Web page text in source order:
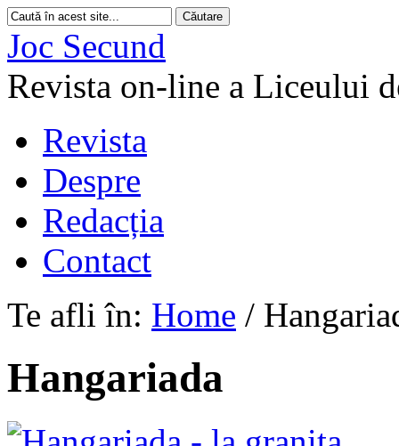
Joc Secund
Revista on-line a Liceului
Revista
Despre
Redacția
Contact
Te afli în: Home /
Hangariada